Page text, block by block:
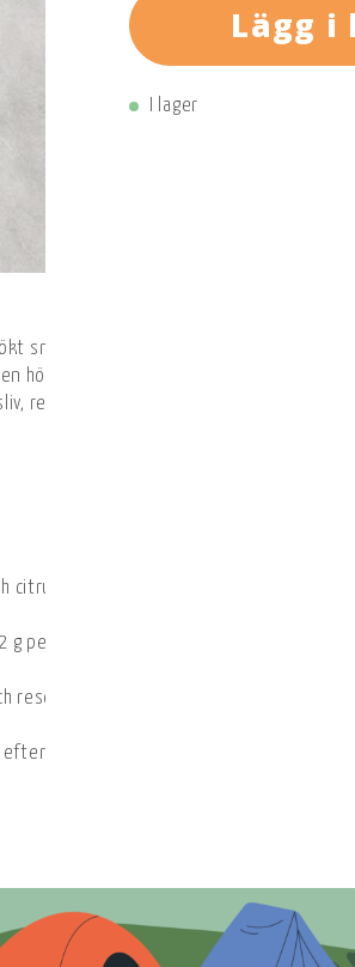
snacks tillverkat av 91,3 % älgkött,
höga proteinhalten, det låga
resor och en aktiv vardag. En praktisk
citruspektin
per 100 g
resor
aktivitet
Lägg i
I lager